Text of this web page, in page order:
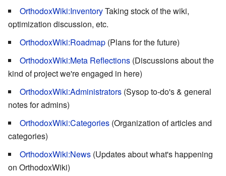
OrthodoxWiki:InventoryTaking stock of the wiki,
optimization discussion, etc.
OrthodoxWiki:Roadmap (Plans for the future)
OrthodoxWiki:Meta Reflections (Discussions about the
kind of project we're engaged in here)
OrthodoxWiki:Administrators (Sysop to-do's & general
notes for admins)
OrthodoxWiki:Categories (Organization of articles and
categories)
OrthodoxWiki:News (Updates about what's happening
on OrthodoxWiki)